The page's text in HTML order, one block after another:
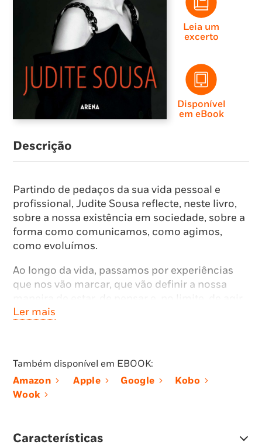
Leia um
excerto
Disponível
em eBook
Descrição
Partindo de pedaços da sua vida pessoal e
profissional, Judite Sousa reflecte, neste livro,
sobre a nossa existência em sociedade, sobre a
forma como comunicamos, como agimos,
como evoluímos.
Ao longo da vida, passamos por experiências
que nos vão marcar, que vão definir a nossa
Guardamos o que nos foi acontecendo de bom
estamos preparados para lidar com mágoas,
tristezas, mentiras ou, em sentido contrário,
alegrias ou bem-estar.
deixar de o ser em horas, minutos, segundos.
Ler mais
Também disponível em EBOOK:
Amazon
Apple Google
Kobo
Wook
Características